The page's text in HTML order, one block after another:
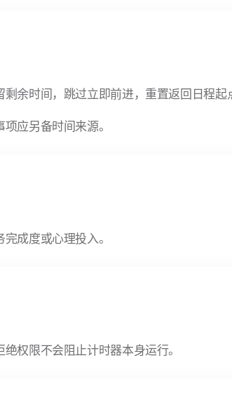
余时间，跳过立即前进，重置返回日程起
应另备时间来源。
成度或心理投入。
权限不会阻止计时器本身运行。